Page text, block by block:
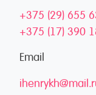
+375 (29) 655
+375 (17) 390
Email